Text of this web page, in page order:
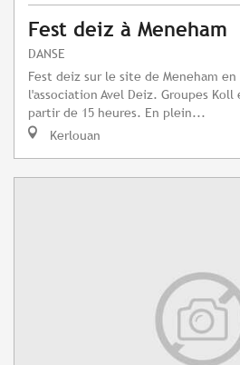
Fest deiz à Meneham
DANSE
Fest deiz sur le site de Meneham en
l'association Avel Deiz. Groupes
partir de 15 heures. En plein...
Kerlouan